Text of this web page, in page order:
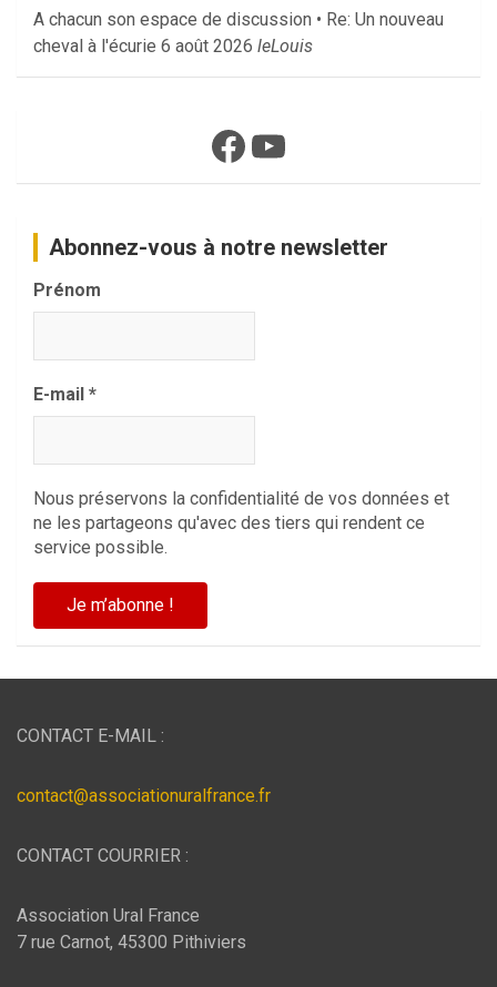
A chacun son espace de discussion • Re: Un nouveau
cheval à l'écurie 6 août 2026 leLouis
Facebook
YouTube
Abonnez-vous à notre newsletter
Prénom
E-mail *
Nous préservons la confidentialité de vos données et
ne les partageons qu'avec des tiers qui rendent ce
service possible.
CONTACT E-MAIL :
contact@associationuralfrance.fr
CONTACT COURRIER :
Association Ural France
7 rue Carnot, 45300 Pithiviers